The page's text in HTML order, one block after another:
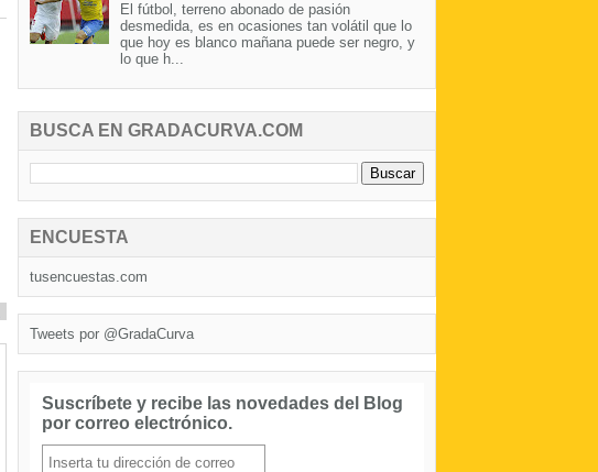
El fútbol, terreno abonado de pasión
desmedida, es en ocasiones tan volátil que lo
que hoy es blanco mañana puede ser negro, y
lo que h...
BUSCA EN GRADACURVA.COM
ENCUESTA
tusencuestas.com
Tweets por @GradaCurva
Suscríbete y recibe las novedades del Blog
por correo electrónico.